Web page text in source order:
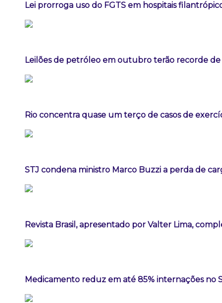
Lei prorroga uso do FGTS em hospitais
Leilões de petróleo em outubro terão recorde de
Rio concentra quase um terço de casos de
STJ condena ministro Marco Buzzi a perda de
Revista Brasil, apresentado por Valter Lima,
Medicamento reduz em até 85% internações no